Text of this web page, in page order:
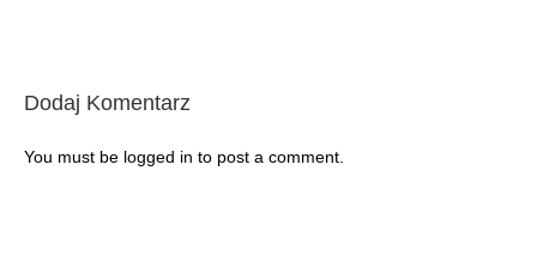
Dodaj Komentarz
You must be logged in to post a comment.